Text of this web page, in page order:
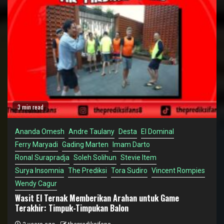
3 min read
Ananda Omesh Andre Taulany Desta El Dominal
Ferry Maryadi Gading Marten Imam Darto
Ronal Surapradja Soleh Solihun Stevie Item
Surya Insomnia The Prediksi Tora Sudiro Vincent Rompies
Wendy Cagur
Wasit El Ternak Memberikan Arahan untuk Game
Terakhir: Timpuk-Timpukan Balon